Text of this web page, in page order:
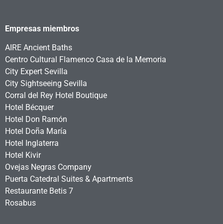
Empresas miembros
AIRE Ancient Baths
Centro Cultural Flamenco Casa de la Memoria
City Expert Sevilla
City Sightseeing Sevilla
Corral del Rey Hotel Boutique
Hotel Bécquer
Hotel Don Ramón
Hotel Doña María
Hotel Inglaterra
Hotel Kivir
Ovejas Negras Company
Puerta Catedral Suites & Apartments
Restaurante Betis 7
Rosabus